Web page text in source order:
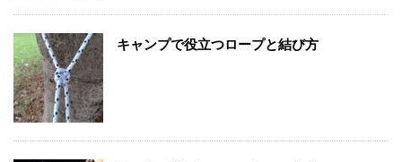
キャンプで役立つロープと結び方